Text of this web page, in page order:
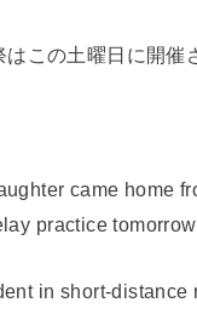
この土曜日に開催
came home
practice
in short-